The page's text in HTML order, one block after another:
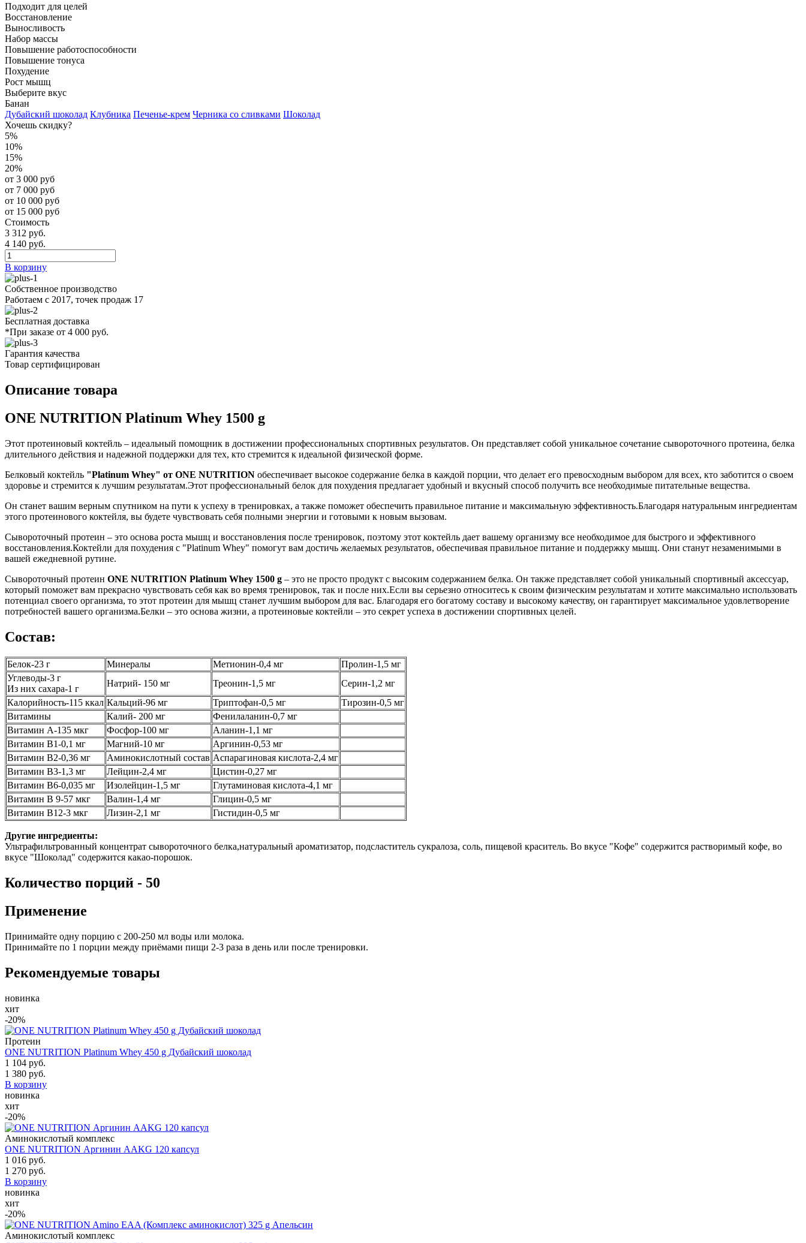
Подходит для целей
Восстановление
Выносливость
Набор массы
Повышение работоспособности
Повышение тонуса
Похудение
Рост мышц
Выберите вкус
Банан
Дубайский шоколад Клубника Печенье-крем Черника со сливками Шоколад
Хочешь скидку?
5%
10%
15%
20%
от 3 000 руб
от 7 000 руб
от 10 000 руб
от 15 000 руб
Стоимость
3 312 руб.
4 140 руб.
В корзину
Собственное производство
Работаем с 2017, точек продаж 17
Бесплатная доставка
*При заказе от 4 000 руб.
Гарантия качества
Товар сертифицирован
Описание товара
ONE NUTRITION Platinum Whey 1500 g
Этот протеиновый коктейль – идеальный помощник в достижении профессиональных спортивных результатов. Он представляет собой уникальное сочетание сывороточного протеина, белка
длительного действия и надежной поддержки для тех, кто стремится к идеальной физической форме.
Белковый коктейль "Platinum Whey" от ONE NUTRITION обеспечивает высокое содержание белка в каждой порции, что делает его превосходным выбором для всех, кто заботится о своем
здоровье и стремится к лучшим результатам.Этот профессиональный белок для похудения предлагает удобный и вкусный способ получить все необходимые питательные вещества.
Он станет вашим верным спутником на пути к успеху в тренировках, а также поможет обеспечить правильное питание и максимальную эффективность.Благодаря натуральным ингредиентам
этого протеинового коктейля, вы будете чувствовать себя полными энергии и готовыми к новым вызовам.
Сывороточный протеин – это основа роста мышц и восстановления после тренировок, поэтому этот коктейль дает вашему организму все необходимое для быстрого и эффективного
восстановления.Коктейли для похудения с "Platinum Whey" помогут вам достичь желаемых результатов, обеспечивая правильное питание и поддержку мышц. Они станут незаменимыми в
вашей ежедневной рутине.
Сывороточный протеин ONE NUTRITION Platinum Whey 1500 g – это не просто продукт с высоким содержанием белка. Он также представляет собой уникальный спортивный аксессуар,
который поможет вам прекрасно чувствовать себя как во время тренировок, так и после них.Если вы серьезно относитесь к своим физическим результатам и хотите максимально использовать
потенциал своего организма, то этот протеин для мышц станет лучшим выбором для вас. Благодаря его богатому составу и высокому качеству, он гарантирует максимальное удовлетворение
потребностей вашего организма.Белки – это основа жизни, а протеиновые коктейли – это секрет успеха в достижении спортивных целей.
Состав:
Белок-23 г Минералы Метионин-0,4 мг
Пролин-1,5 мг
Углеводы-3 г
Из них сахара-1 г
Натрий- 150 мг Треонин-1,5 мг
Серин-1,2 мг
Калорийность-115 ккал Кальций-96 мг Триптофан-0,5 мг
Тирозин-0,5 мг
Витамины
Калий- 200 мг
Фенилаланин-0,7 мг
Витамин А-135 мкг
Фосфор-100 мг
Аланин-1,1 мг
Витамин B1-0,1 мг
Магний-10 мг
Аргинин-0,53 мг
Витамин В2-0,36 мг
Аминокислотный состав Аспарагиновая кислота-2,4 мг
Витамин В3-1,3 мг
Лейцин-2,4 мг
Цистин-0,27 мг
Витамин B6-0,035 мг
Изолейцин-1,5 мг
Глутаминовая кислота-4,1 мг
Витамин B 9-57 мкг
Валин-1,4 мг
Глицин-0,5 мг
Витамин В12-3 мкг
Лизин-2,1 мг Гистидин-0,5 мг
Другие ингредиенты:
Ультрафильтрованный концентрат сывороточного белка,натуральный ароматизатор, подсластитель сукралоза, соль, пищевой краситель. Во вкусе "Кофе" содержится растворимый кофе, во
вкусе "Шоколад" содержится какао-порошок.
Количество порций - 50
Применение
Принимайте одну порцию с 200-250 мл воды или молока.
Принимайте по 1 порции между приёмами пищи 2-3 раза в день или после тренировки.
Рекомендуемые товары
новинка
хит
-20%
Протеин
ONE NUTRITION Platinum Whey 450 g Дубайский шоколад
1 104 руб.
1 380 руб.
В корзину
новинка
хит
-20%
Аминокислотый комплекс
ONE NUTRITION Аргинин AAKG 120 капсул
1 016 руб.
1 270 руб.
В корзину
новинка
хит
-20%
Аминокислотый комплекс